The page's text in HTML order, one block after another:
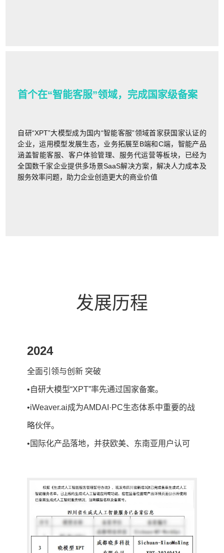
首个在“智能客服”领域，完成国家级备案
自研“XPT”大模型成为国内“智能客服”领域首家获国家认证的
企业，运用模型发展生态，业务拓展至B端和C端，智能产品
涵盖智能客服、客户体验管理、服务代运营等板块，已经为
全国数千家企业提供多场景SaaS解决方案，解决人力成本及
服务效率问题，助力企业创造更大的商业价值
发展历程
2024
全面引领与创新 突破
•自研大模型“XPT”率先通过国家备案。
•iWeaver.ai成为AMDAI·PC生态体系中重要的战
略伙伴。
•国际化产品落地，并获欧美、东南亚用户认可